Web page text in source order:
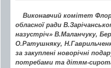
Виконавчий комітет
обласної ради
назустріч» В.Маланчуку,
О.Ратушняку,
за закуплені новорічні
потребами та дітям-